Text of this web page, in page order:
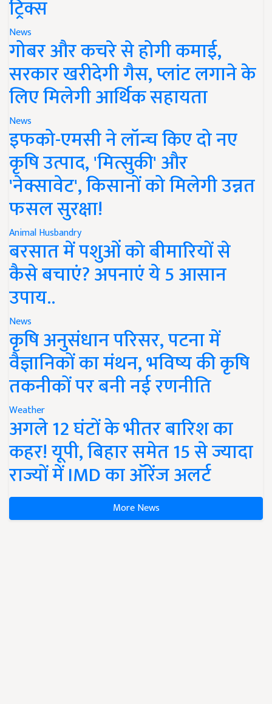
ट्रिक्स
News
गोबर और कचरे से होगी कमाई,
सरकार खरीदेगी गैस, प्लांट लगाने के
लिए मिलेगी आर्थिक सहायता
News
इफको-एमसी ने लॉन्च किए दो नए
कृषि उत्पाद, 'मित्सुकी' और
'नेक्सावेट', किसानों को मिलेगी उन्नत
फसल सुरक्षा!
Animal Husbandry
बरसात में पशुओं को बीमारियों से
कैसे बचाएं? अपनाएं ये 5 आसान
उपाय..
News
कृषि अनुसंधान परिसर, पटना में
वैज्ञानिकों का मंथन, भविष्य की कृषि
तकनीकों पर बनी नई रणनीति
Weather
अगले 12 घंटों के भीतर बारिश का
कहर! यूपी, बिहार समेत 15 से ज्यादा
राज्यों में IMD का ऑरेंज अलर्ट
More News